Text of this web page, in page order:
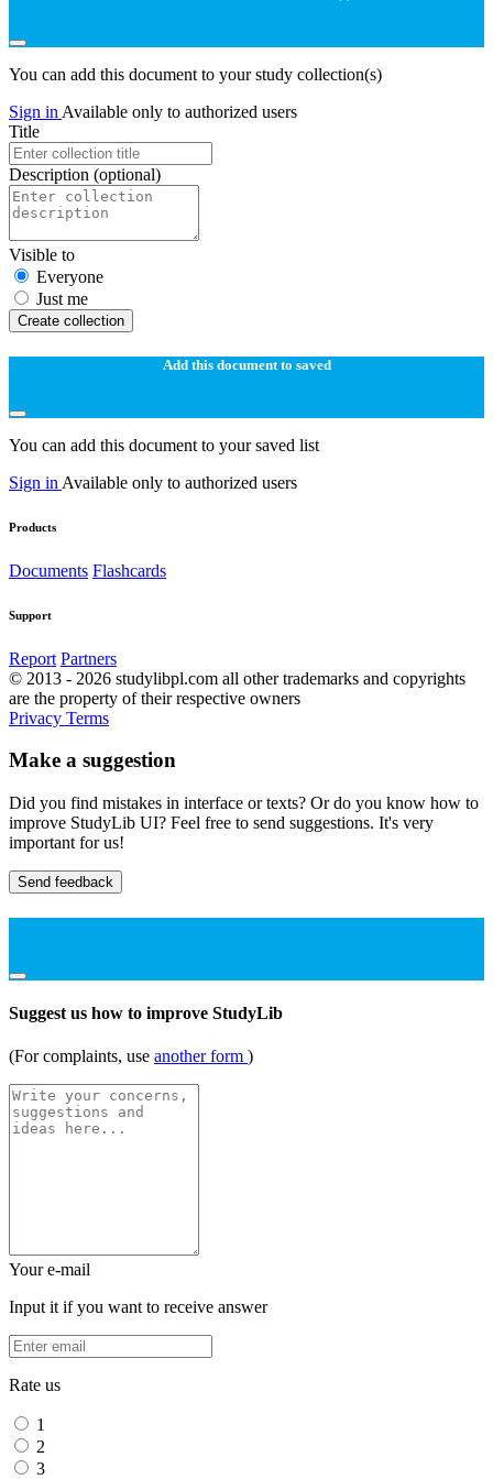
You can add this document to your study collection(s)
Sign in Available only to authorized users
Title
Description (optional)
Visible to
Everyone
Just me
Create collection
Add this document to saved
You can add this document to your saved list
Sign in Available only to authorized users
Products
Documents Flashcards
Support
Report Partners
© 2013 - 2026 studylibpl.com all other trademarks and copyrights
are the property of their respective owners
Privacy Terms
Make a suggestion
Did you find mistakes in interface or texts? Or do you know how to
improve StudyLib UI? Feel free to send suggestions. It's very
important for us!
Send feedback
Suggest us how to improve StudyLib
(For complaints, use another form )
Your e-mail
Input it if you want to receive answer
Rate us
1
2
3